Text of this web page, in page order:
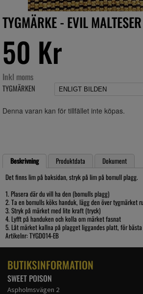
TYGMÄRKE - EVIL MALTESER
50 Kr
Inkl moms
TYGMÄRKEN
Denna varan kan för tillfället inte köpas.
Beskrivning Produktdata
Dokument
Det finns lim på baksidan, stryk på lim på bomull plagg.
1. Plasera där du vill ha den (bomulls plagg)
2. Ta en bomulls köks handuk, lägg den över tygmärket
3. Stryk på märket med lite kraft (tryck)
4. Lyfft på handuken och kolla om märket fasnat
5. Låt märket kallna på plagget liggandes platt, för
Artikelnr: TYGD014-EB
BUTIKSINFORMATION
SWEET POISON
Aspholmsvägen 2